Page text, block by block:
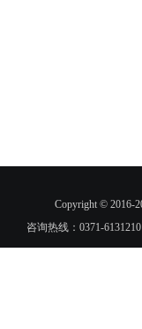
Copyright © 2016-
咨询热线：0371-